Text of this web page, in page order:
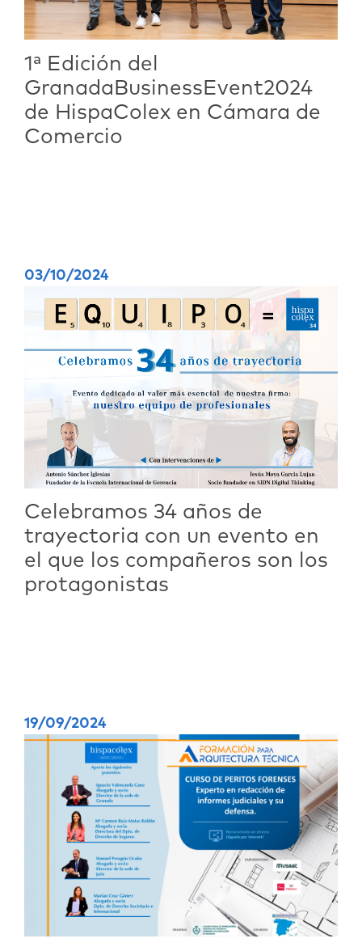
1ª Edición del
GranadaBusinessEvent2024
de HispaColex en Cámara de
Comercio
03/10/2024
Celebramos 34 años de
trayectoria con un evento en
el que los compañeros son los
protagonistas
19/09/2024